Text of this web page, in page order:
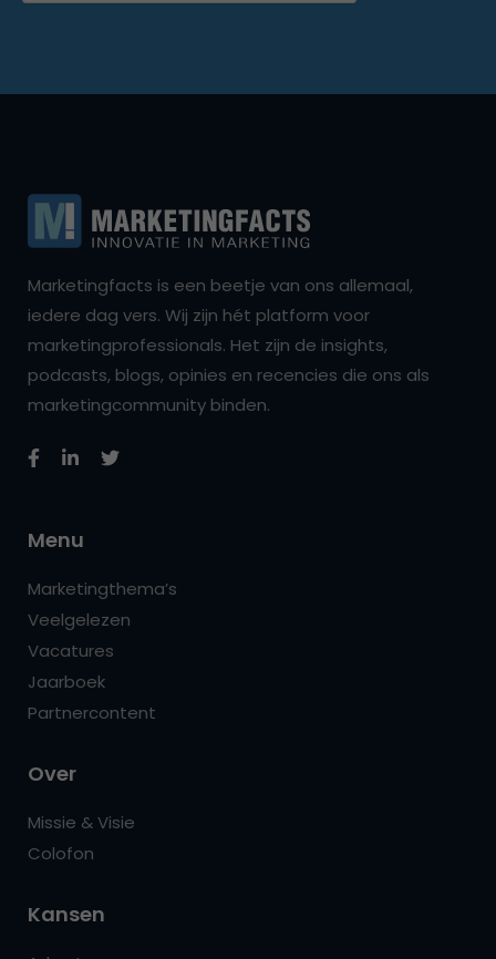
Marketingfacts is een beetje van ons allemaal,
iedere dag vers. Wij zijn hét platform voor
marketingprofessionals. Het zijn de insights,
podcasts, blogs, opinies en recencies die ons als
marketingcommunity binden.
Menu
Marketingthema’s
Veelgelezen
Vacatures
Jaarboek
Partnercontent
Over
Missie & Visie
Colofon
Kansen